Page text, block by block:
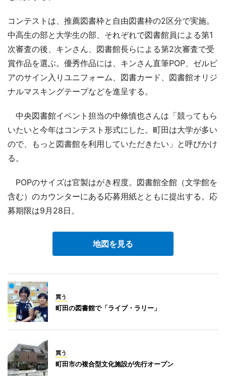
コンテストは、推薦図書枠と自由図書枠の2区分で実施。
中高生の部と大学生の部、それぞれで図書館員による第1
次審査の後、キンさん、図書館長らによる第2次審査で受
賞作品を選ぶ。優秀作品には、キンさん直筆POP、ゼルビ
アのサイン入りユニフォーム、図書カード、図書館オリジ
ナルマスキングテープなどを進呈する。
中央図書館イベント担当の中條慎也さんは「競ってもら
いたいと今年はコンテスト形式にした。町田は大学が多い
ので、もっと図書館を利用していただきたい」と呼びかけ
る。
POPのサイズは官製はがき程度。図書館全館（文学館を
含む）のカウンターにある応募用紙とともに提出する。応
募期限は9月28日。
地図を見る
買う
町田の図書館で「ライブ・ラリー」
買う
町田市の複合型文化施設が先行オープン